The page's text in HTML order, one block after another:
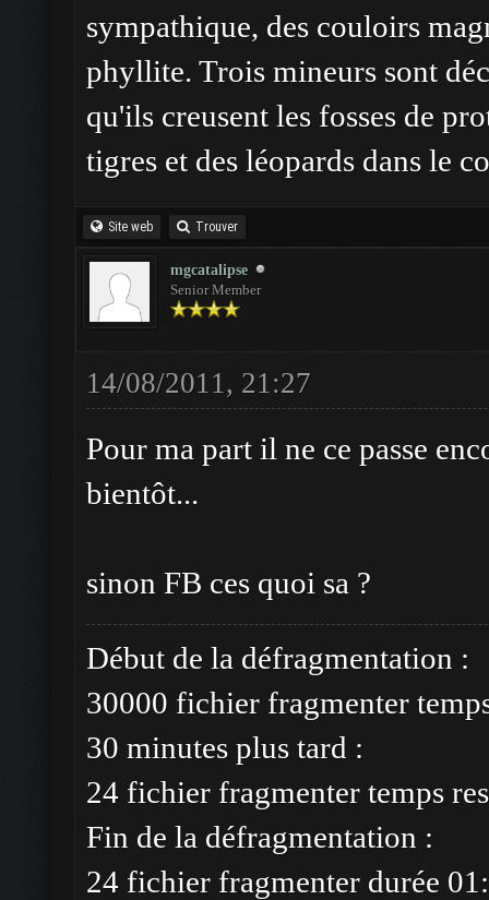
sympathique, des couloirs
phyllite. Trois mineurs sont
qu'ils creusent les fosses de
tigres et des léopards dans le
Site web Trouver
mgcatalipse
Senior Member
14/08/2011, 21:27
Pour ma part il ne ce passe
bientôt...
sinon FB ces quoi sa ?
Début de la défragmentation :
30000 fichier fragmenter
30 minutes plus tard :
24 fichier fragmenter temps
Fin de la défragmentation :
24 fichier fragmenter durée